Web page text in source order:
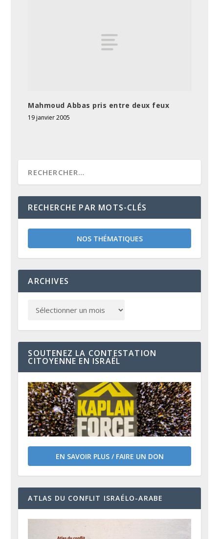
Mahmoud Abbas pris entre deux feux
19 janvier 2005
RECHERCHE PAR MOTS-CLÉS
NOS THÉMATIQUES
ARCHIVES
SOUTENEZ LA CONTESTATION
CITOYENNE EN ISRAËL
EN SAVOIR PLUS / FAIRE UN DON
ATLAS DU CONFLIT ISRAÉLO-ARABE